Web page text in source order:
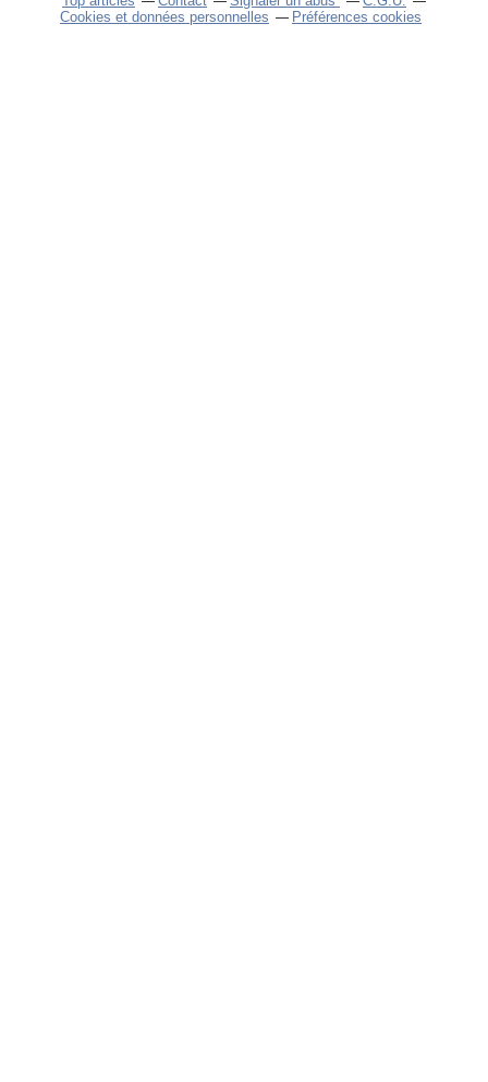
Cookies et données personnelles
Préférences cookies